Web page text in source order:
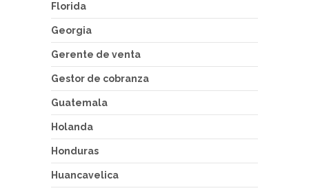
Florida
Georgia
Gerente de venta
Gestor de cobranza
Guatemala
Holanda
Honduras
Huancavelica